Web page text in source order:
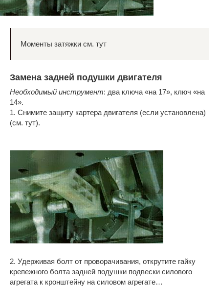
Моменты затяжки см. тут
Замена задней подушки двигателя
Необходимый инструмент: два ключа «на 17», ключ «на
14».
1. Снимите защиту картера двигателя (если установлена)
(см. тут).
2. Удерживая болт от проворачивания, открутите гайку
крепежного болта задней подушки подвески силового
агрегата к кронштейну на силовом агрегате…